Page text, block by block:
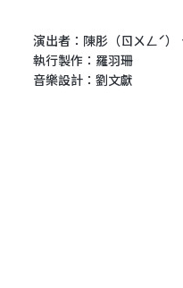
演出者：陳肜（ㄖㄨㄥˊ）
執行製作：羅羽珊
音樂設計：劉文獻